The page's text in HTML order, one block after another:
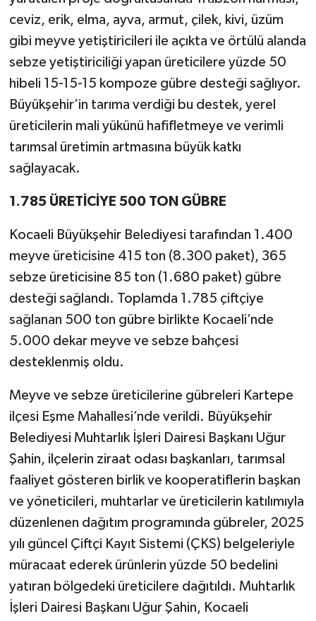
ceviz, erik, elma, ayva, armut, çilek, kivi, üzüm
gibi meyve yetiştiricileri ile açıkta ve örtülü alanda
sebze yetiştiriciliği yapan üreticilere yüzde 50
hibeli 15-15-15 kompoze gübre desteği sağlıyor.
Büyükşehir’in tarıma verdiği bu destek, yerel
üreticilerin mali yükünü hafifletmeye ve verimli
tarımsal üretimin artmasına büyük katkı
sağlayacak.
1.785 ÜRETİCİYE 500 TON GÜBRE
Kocaeli Büyükşehir Belediyesi tarafından 1.400
meyve üreticisine 415 ton (8.300 paket), 365
sebze üreticisine 85 ton (1.680 paket) gübre
desteği sağlandı. Toplamda 1.785 çiftçiye
sağlanan 500 ton gübre birlikte Kocaeli’nde
5.000 dekar meyve ve sebze bahçesi
desteklenmiş oldu.
Meyve ve sebze üreticilerine gübreleri Kartepe
ilçesi Eşme Mahallesi’nde verildi. Büyükşehir
Belediyesi Muhtarlık İşleri Dairesi Başkanı Uğur
Şahin, ilçelerin ziraat odası başkanları, tarımsal
faaliyet gösteren birlik ve kooperatiflerin başkan
ve yöneticileri, muhtarlar ve üreticilerin katılımıyla
düzenlenen dağıtım programında gübreler, 2025
yılı güncel Çiftçi Kayıt Sistemi (ÇKS) belgeleriyle
müracaat ederek ürünlerin yüzde 50 bedelini
yatıran bölgedeki üreticilere dağıtıldı. Muhtarlık
İşleri Dairesi Başkanı Uğur Şahin, Kocaeli